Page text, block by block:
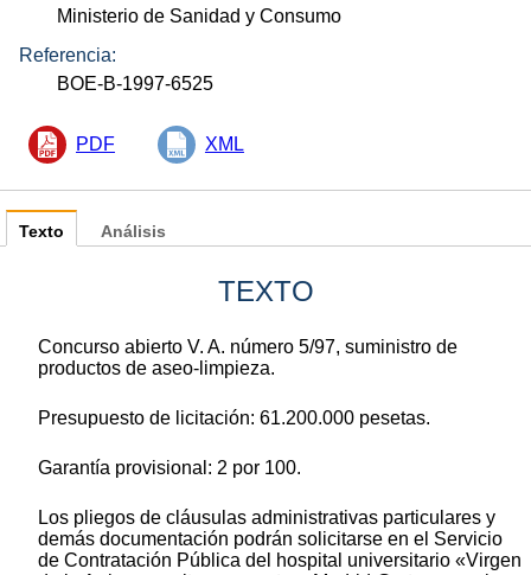
Ministerio de Sanidad y Consumo
Referencia:
BOE-B-1997-6525
PDF XML
Texto
TEXTO
Concurso abierto V. A. número 5/97, suministro de
productos de aseo-limpieza.
Presupuesto de licitación: 61.200.000 pesetas.
Garantía provisional: 2 por 100.
Los pliegos de cláusulas administrativas particulares y
demás documentación podrán solicitarse en el Servicio
de Contratación Pública del hospital universitario «Virgen
Análisis